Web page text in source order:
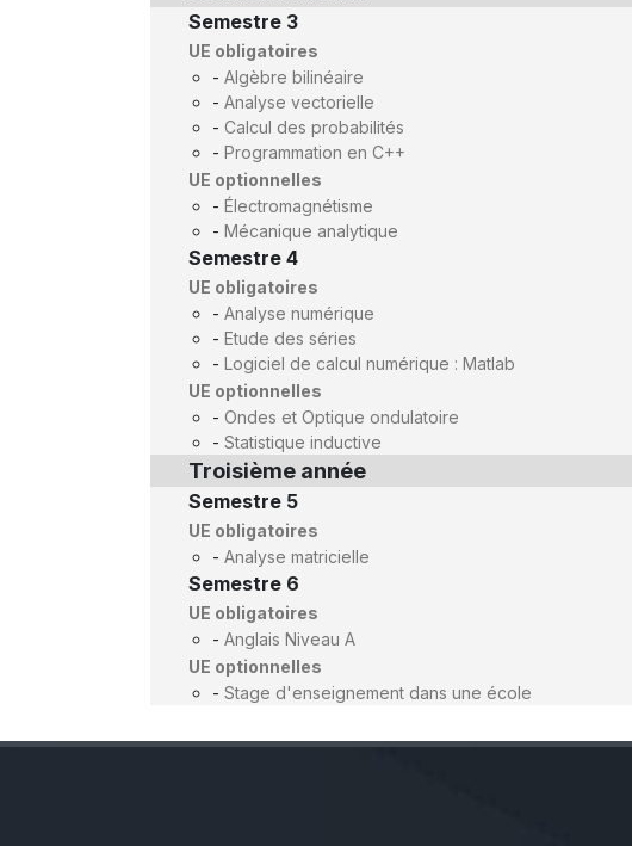
Semestre 3
UE obligatoires
- Algèbre bilinéaire
- Analyse vectorielle
- Calcul des probabilités
- Programmation en C++
UE optionnelles
- Électromagnétisme
- Mécanique analytique
Semestre 4
UE obligatoires
- Analyse numérique
- Etude des séries
- Logiciel de calcul numérique : Matlab
UE optionnelles
- Ondes et Optique ondulatoire
- Statistique inductive
Troisième année
Semestre 5
UE obligatoires
- Analyse matricielle
Semestre 6
UE obligatoires
- Anglais Niveau A
UE optionnelles
- Stage d'enseignement dans une école